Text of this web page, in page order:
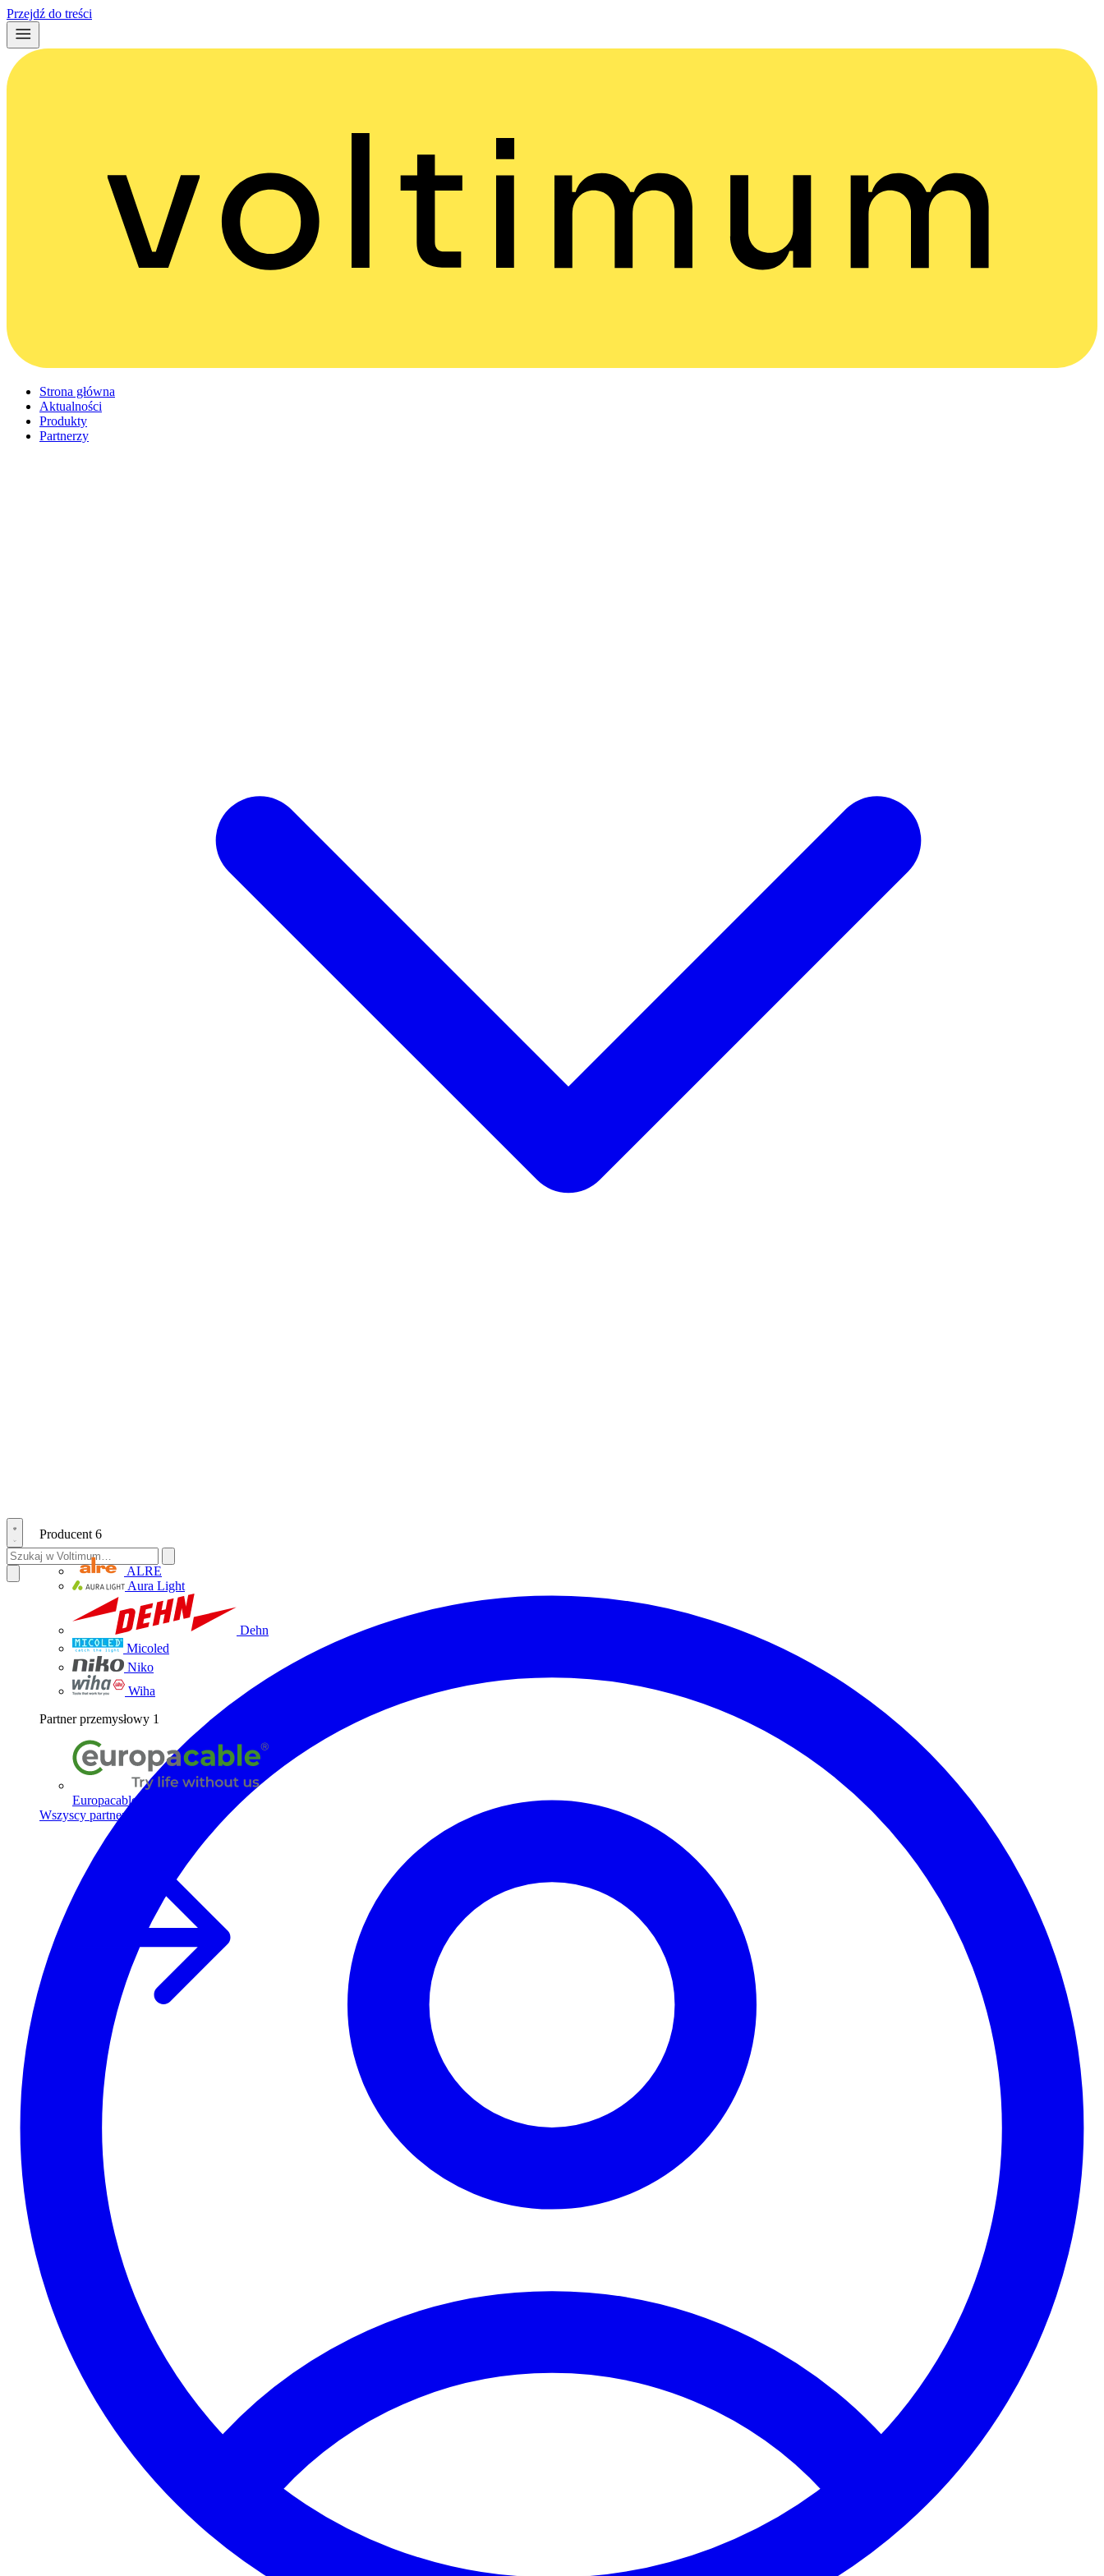
Przejdź do treści
Strona główna
Aktualności
Produkty
Partnerzy
Producent 6
ALRE
Aura Light
Dehn
Micoled
Niko
Wiha
Partner przemysłowy 1
Europacable
Wszyscy partnerzy